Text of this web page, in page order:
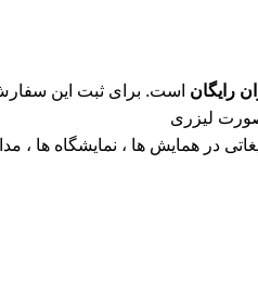
رایگان است. برای ثبت این
صورت لیزری
در همایش ها ، نمایشگاه ها ،